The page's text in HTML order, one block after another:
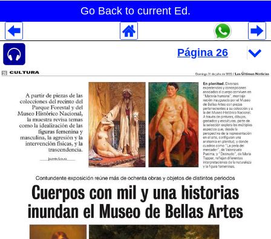
Go Back to current Ed.
Despliegues Analytics
Despliegues Totales
Despliegues por Rubros